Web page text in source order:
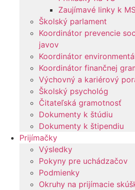
Zaujímavé linky k
Školský parlament
Koordinátor prevencie
javov
Koordinátor
Koordinátor finančnej
Výchovný a kariérový
Školský psychológ
Čitateľská gramotnosť
Dokumenty k štúdiu
Dokumenty k štipendiu
Prijímačky
Výsledky
Pokyny pre uchádzačov
Podmienky
Okruhy na prijímacie